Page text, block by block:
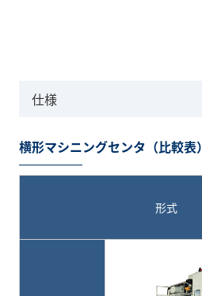
仕様
横形マシニングセンタ（比較表）
形式